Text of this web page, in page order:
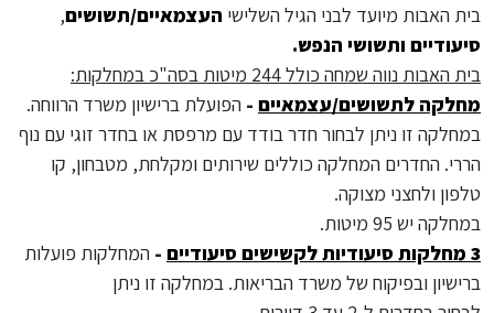
בית האבות מיועד לבני הגיל השלישי העצמאיים/תשושים,
סיעודיים ותשושי הנפש.
בית האבות נווה שמחה כולל 244 מיטות בסה"כ במחלקות:
מחלקה לתשושים/עצמאיים - הפועלת ברישיון משרד הרווחה.
במחלקה זו ניתן לבחור חדר בודד עם מרפסת או בחדר זוגי עם נוף
הררי. החדרים המחלקה כוללים שירותים ומקלחת, מטבחון, קו
טלפון ולחצני מצוקה.
במחלקה יש 95 מיטות.
3 מחלקות סיעודיות לקשישים סיעודיים
- המחלקות פועלות
ברישיון ובפיקוח של משרד הבריאות. במחלקה זו ניתן